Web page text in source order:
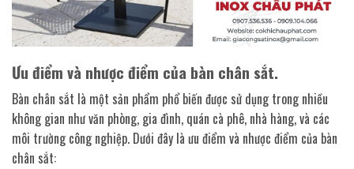
Ưu điểm và nhược điểm của bàn chân sắt.
Bàn chân sắt là một sản phẩm phổ biến được sử dụng trong nhiều
không gian như văn phòng, gia đình, quán cà phê, nhà hàng, và các
môi trường công nghiệp. Dưới đây là ưu điểm và nhược điểm của bàn
chân sắt: